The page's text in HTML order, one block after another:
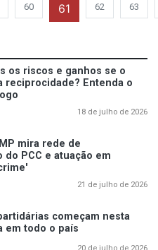
60 61 62 63
os riscos e ganhos se o
reciprocidade? Entenda o
18 de julho de 2026
mira rede de
PCC e atuação em
21 de julho de 2026
começam nesta
em todo o país
20 de julho de 2026